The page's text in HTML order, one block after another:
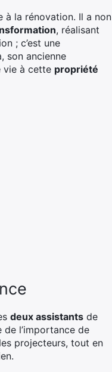
à la rénovation. Il a non
, réalisant
; c’est une
son ancienne
vie à cette propriété
deux assistants de
de l’importance de
projecteurs, tout en